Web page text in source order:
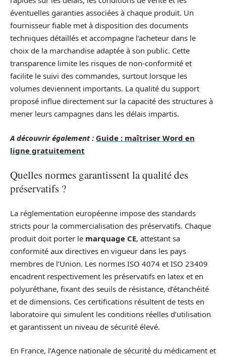
éventuelles garanties associées à chaque produit. Un
fournisseur fiable met à disposition des documents
techniques détaillés et accompagne l’acheteur dans le
choix de la marchandise adaptée à son public. Cette
transparence limite les risques de non-conformité et
facilite le suivi des commandes, surtout lorsque les
volumes deviennent importants. La qualité du support
proposé influe directement sur la capacité des structures à
mener leurs campagnes dans les délais impartis.
A découvrir également : Guide : maîtriser Word en
ligne gratuitement
Quelles normes garantissent la qualité des
préservatifs ?
La réglementation européenne impose des standards
stricts pour la commercialisation des préservatifs. Chaque
produit doit porter le marquage CE, attestant sa
conformité aux directives en vigueur dans les pays
membres de l’Union. Les normes ISO 4074 et ISO 23409
encadrent respectivement les préservatifs en latex et en
polyuréthane, fixant des seuils de résistance, d’étanchéité
et de dimensions. Ces certifications résultent de tests en
laboratoire qui simulent les conditions réelles d’utilisation
et garantissent un niveau de sécurité élevé.
En France, l’Agence nationale de sécurité du médicament et